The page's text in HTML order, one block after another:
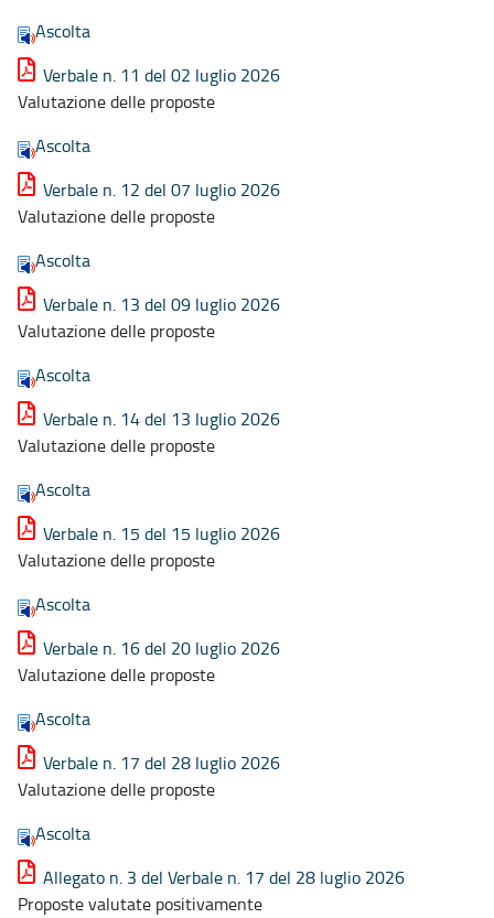
Ascolta
Verbale n. 11 del 02 luglio 2026
Valutazione delle proposte
Ascolta
Verbale n. 12 del 07 luglio 2026
Valutazione delle proposte
Ascolta
Verbale n. 13 del 09 luglio 2026
Valutazione delle proposte
Ascolta
Verbale n. 14 del 13 luglio 2026
Valutazione delle proposte
Ascolta
Verbale n. 15 del 15 luglio 2026
Valutazione delle proposte
Ascolta
Verbale n. 16 del 20 luglio 2026
Valutazione delle proposte
Ascolta
Verbale n. 17 del 28 luglio 2026
Valutazione delle proposte
Ascolta
Allegato n. 3 del Verbale n. 17 del 28 luglio 2026
Proposte valutate positivamente